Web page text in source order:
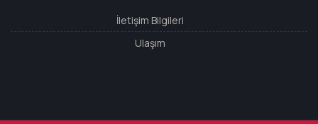
İletişim Bilgileri
Ulaşım